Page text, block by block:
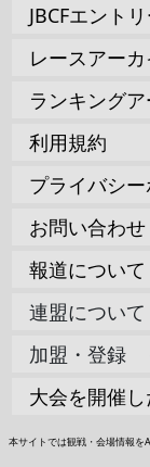
JBCFエント
レースアー
ランキング
利用規約
プライバシ
お問い合わせ
報道について
連盟につい
加盟・登録
大会を開催
本サイトでは観戦・会場情報を